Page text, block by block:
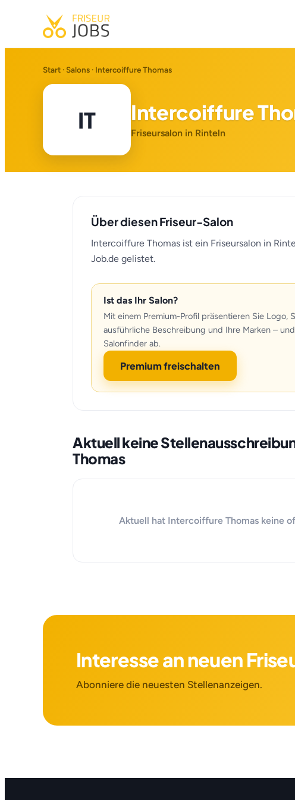
Start · Salons · Intercoiffure Thomas
IT Intercoiffure
Friseursalon in Rinteln
Über diesen Friseur-Salon
Intercoiffure Thomas ist ein Friseursalon in
Job.de gelistet.
Ist das Ihr Salon?
Mit einem Premium-Profil präsentieren Sie Logo,
ausführliche Beschreibung und Ihre Marken –
Salonfinder ab.
Premium freischalten
Aktuell keine
Thomas
Aktuell hat Intercoiffure Thomas keine
Interesse an neuen
Abonniere die neuesten Stellenanzeigen.